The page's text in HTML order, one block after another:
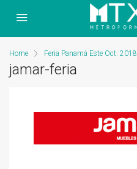
Home Feria Panamá Este Oct. 2018
jamar-feria